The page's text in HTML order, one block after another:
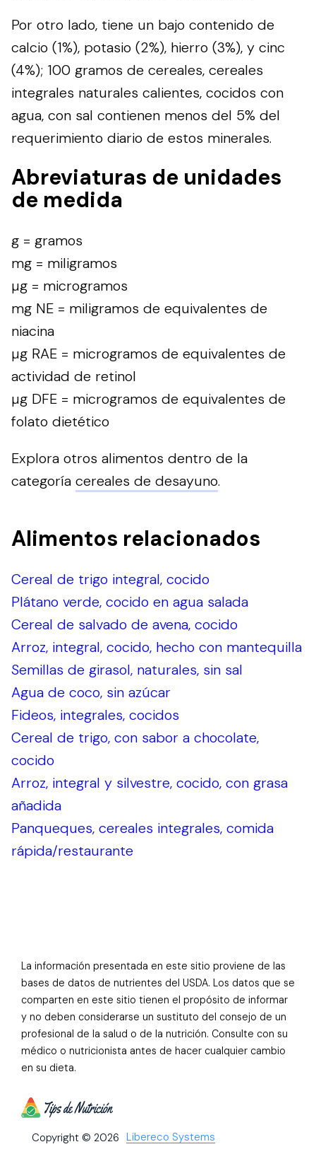
Por otro lado, tiene un bajo contenido de
calcio (1%), potasio (2%), hierro (3%), y cinc
(4%); 100 gramos de cereales, cereales
integrales naturales calientes, cocidos con
agua, con sal contienen menos del 5% del
requerimiento diario de estos minerales.
Abreviaturas de unidades
de medida
g = gramos
mg = miligramos
µg = microgramos
mg NE = miligramos de equivalentes de
niacina
µg RAE = microgramos de equivalentes de
actividad de retinol
µg DFE = microgramos de equivalentes de
folato dietético
Explora otros alimentos dentro de la
categoría cereales de desayuno.
Alimentos relacionados
Cereal de trigo integral, cocido
Plátano verde, cocido en agua salada
Cereal de salvado de avena, cocido
Arroz, integral, cocido, hecho con mantequilla
Semillas de girasol, naturales, sin sal
Agua de coco, sin azúcar
Fideos, integrales, cocidos
Cereal de trigo, con sabor a chocolate,
cocido
Arroz, integral y silvestre, cocido, con grasa
añadida
Panqueques, cereales integrales, comida
rápida/restaurante
La información presentada en este sitio proviene de las
bases de datos de nutrientes del USDA. Los datos que se
comparten en este sitio tienen el propósito de informar
y no deben considerarse un sustituto del consejo de un
profesional de la salud o de la nutrición. Consulte con su
médico o nutricionista antes de hacer cualquier cambio
en su dieta.
Copyright © 2026 Libereco Systems